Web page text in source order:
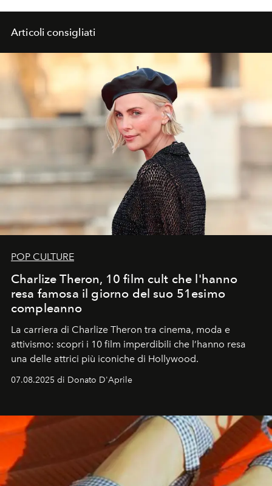
Articoli consigliati
POP CULTURE
Charlize Theron, 10 film cult che l'hanno
resa famosa il giorno del suo 51esimo
compleanno
La carriera di Charlize Theron tra cinema, moda e
attivismo: scopri i 10 film imperdibili che l’hanno resa
una delle attrici più iconiche di Hollywood.
07.08.2025 di Donato D'Aprile